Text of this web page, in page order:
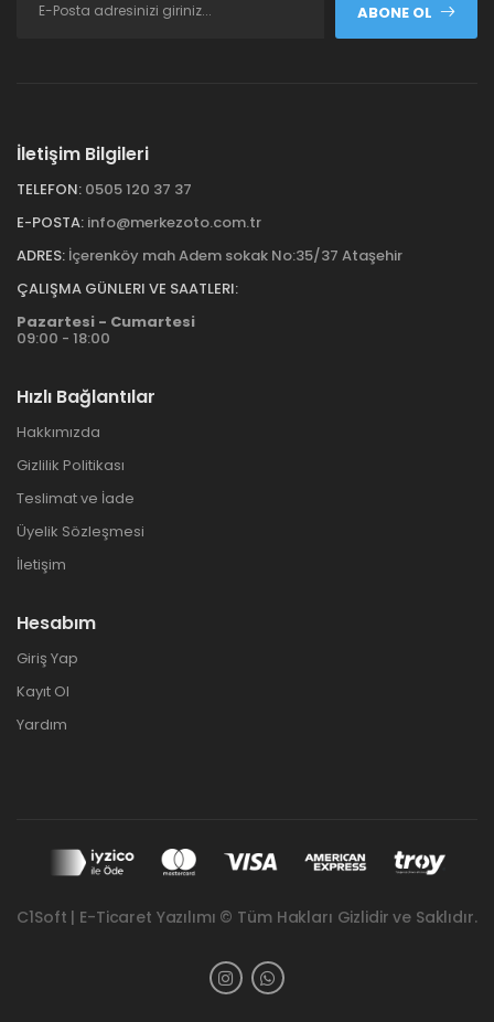
ABONE OL
İletişim Bilgileri
TELEFON: 0505 120 37 37
E-POSTA: info@merkezoto.com.tr
ADRES: İçerenköy mah Adem sokak No:35/37 Ataşehir
ÇALIŞMA GÜNLERI VE SAATLERI:
Pazartesi - Cumartesi
09:00 - 18:00
Hızlı Bağlantılar
Hakkımızda
Gizlilik Politikası
Teslimat ve İade
Üyelik Sözleşmesi
İletişim
Hesabım
Giriş Yap
Kayıt Ol
Yardım
C1Soft | E-Ticaret Yazılımı © Tüm Hakları Gizlidir ve Saklıdır.